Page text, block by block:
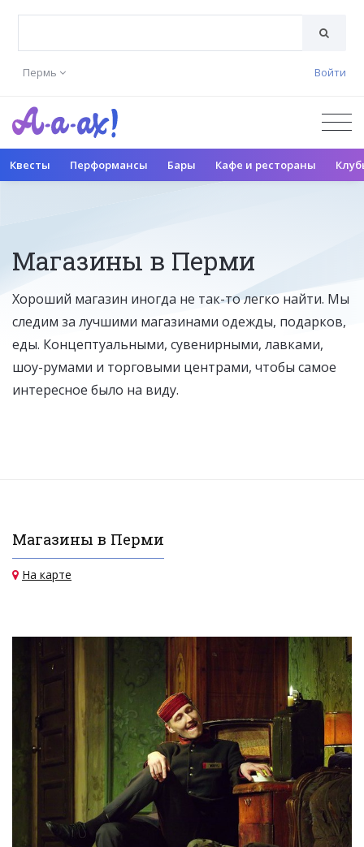
Пермь Войти
Квесты Перформансы Бары Кафе и рестораны
Магазины в Перми
Хороший магазин иногда не так-то легко найти. Мы
следим за лучшими магазинами одежды, подарков,
еды. Концептуальными, сувенирными, лавками,
шоу-румами и торговыми центрами, чтобы самое
интересное было на виду.
Магазины в Перми
На карте